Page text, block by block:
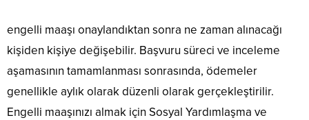
engelli maaşı onaylandıktan sonra ne zaman alınacağı
kişiden kişiye değişebilir. Başvuru süreci ve inceleme
aşamasının tamamlanması sonrasında, ödemeler
genellikle aylık olarak düzenli olarak gerçekleştirilir.
Engelli maaşınızı almak için Sosyal Yardımlaşma ve